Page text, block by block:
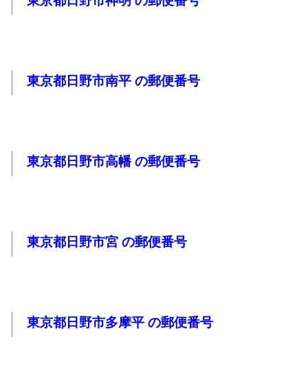
東京都日野市南平 の郵便番号
東京都日野市高幡 の郵便番号
東京都日野市宮 の郵便番号
東京都日野市多摩平 の郵便番号